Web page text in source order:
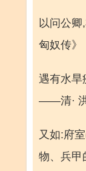
以问公
匈奴传》
遇有水旱
——清· 洪
又如:府
物、兵甲